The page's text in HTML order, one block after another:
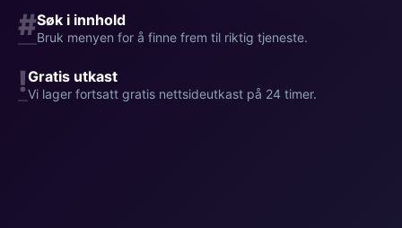
#Søk i innhold
Bruk menyen for å finne frem til riktig tjeneste.
!Gratis utkast
Vi lager fortsatt gratis nettsideutkast på 24 timer.